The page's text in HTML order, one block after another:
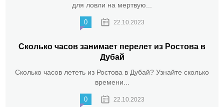
для ловли на мертвую...
0 22.10.2023
Сколько часов занимает перелет из Ростова в
Дубай
Сколько часов лететь из Ростова в Дубай? Узнайте сколько
времени...
0 22.10.2023